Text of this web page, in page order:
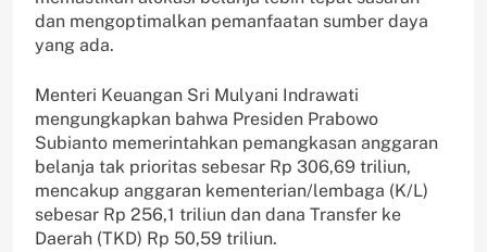
dan mengoptimalkan pemanfaatan sumber daya
yang ada.
Menteri Keuangan Sri Mulyani Indrawati
mengungkapkan bahwa Presiden Prabowo
Subianto memerintahkan pemangkasan anggaran
belanja tak prioritas sebesar Rp 306,69 triliun,
mencakup anggaran kementerian/lembaga (K/L)
sebesar Rp 256,1 triliun dan dana Transfer ke
Daerah (TKD) Rp 50,59 triliun.